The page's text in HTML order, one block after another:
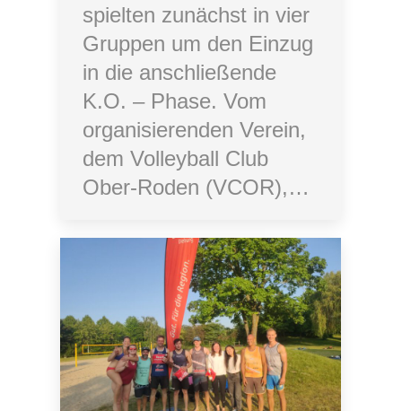
spielten zunächst in vier
Gruppen um den Einzug
in die anschließende
K.O. – Phase. Vom
organisierenden Verein,
dem Volleyball Club
Ober-Roden (VCOR),…